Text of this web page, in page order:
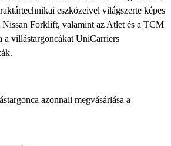
eszközeivel világszerte képes
Forklift, valamint az Atlet és a TCM
a villástargoncákat UniCarriers
azonnali megvásárlása a